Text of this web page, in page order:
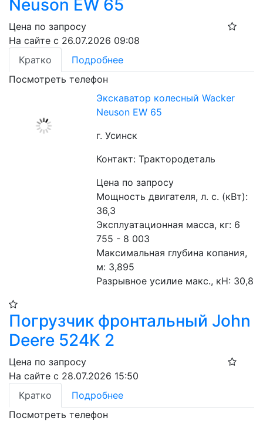
Neuson EW 65
Цена по запросу
На сайте с 26.07.2026 09:08
Кратко
Подробнее
Посмотреть телефон
Экскаватор колесный Wacker
Neuson EW 65
г. Усинск
Контакт: Трактородеталь
Цена по запросу
Мощность двигателя, л. с. (кВт):
36,3
Эксплуатационная масса, кг: 6
755 - 8 003
Максимальная глубина копания,
м: 3,895
Разрывное усилие макс., кН: 30,8
Погрузчик фронтальный John
Deere 524K 2
Цена по запросу
На сайте с 28.07.2026 15:50
Кратко
Подробнее
Посмотреть телефон